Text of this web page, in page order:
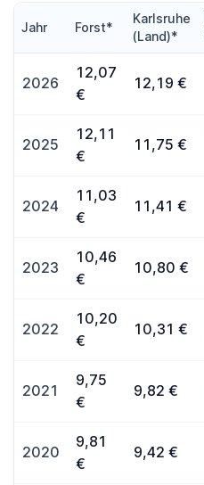
Jahr Forst*
Karlsruhe
(Land)*
2026
12,07
€
12,19 €
2025
12,11
€
11,75 €
2024
11,03
€
11,41 €
2023
10,46
€
10,80 €
2022
10,20
€
10,31 €
2021
9,75
€
9,82 €
2020
9,81
€
9,42 €